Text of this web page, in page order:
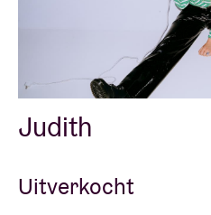
Judith
Uitverkocht